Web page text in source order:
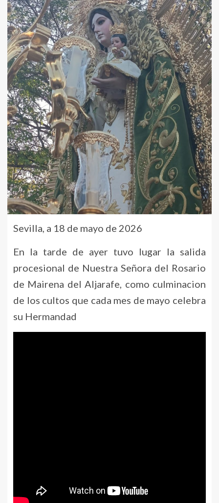
Sevilla, a 18 de mayo de 2026
En la tarde de ayer tuvo lugar la salida
procesional de Nuestra Señora del Rosario
de Mairena del Aljarafe, como culminacion
de los cultos que cada mes de mayo celebra
su Hermandad